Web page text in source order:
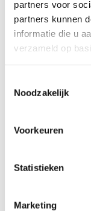
partners voor
partners kunnen
informatie die u
verzameld op
Noodzakelijk
Voorkeuren
Statistieken
Marketing
polsbeschermers,
voorzien van een
draagcomfort. De
stevigheid. Dankzij
kinderen de pads
Large: 10+ jaar